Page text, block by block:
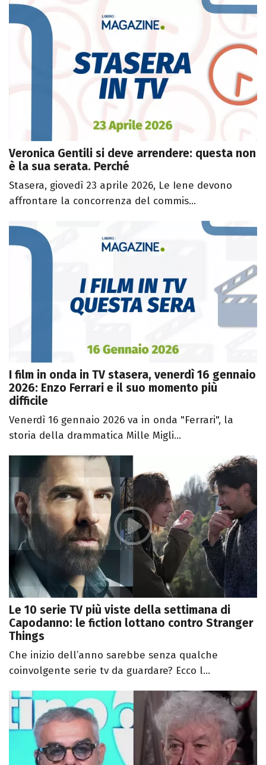
Veronica Gentili si deve arrendere: questa non
è la sua serata. Perché
Stasera, giovedì 23 aprile 2026, Le Iene devono
affrontare la concorrenza del commis...
I film in onda in TV stasera, venerdì 16 gennaio
2026: Enzo Ferrari e il suo momento più
difficile
Venerdì 16 gennaio 2026 va in onda "Ferrari", la
storia della drammatica Mille Migli...
Le 10 serie TV più viste della settimana di
Capodanno: le fiction lottano contro Stranger
Things
Che inizio dell’anno sarebbe senza qualche
coinvolgente serie tv da guardare? Ecco l...